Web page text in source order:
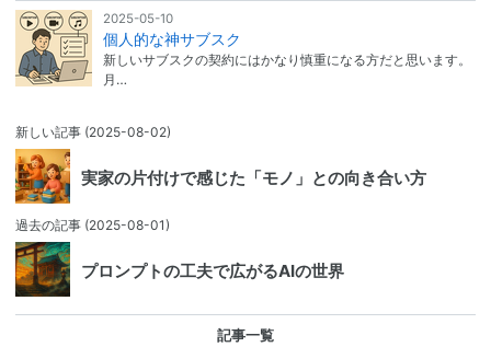
2025-05-10
個人的な神サブスク
新しいサブスクの契約にはかなり慎重になる方だと思います。
月…
新しい記事 (2025-08-02)
実家の片付けで感じた「モノ」との向き合い方
過去の記事 (2025-08-01)
プロンプトの工夫で広がるAIの世界
記事一覧